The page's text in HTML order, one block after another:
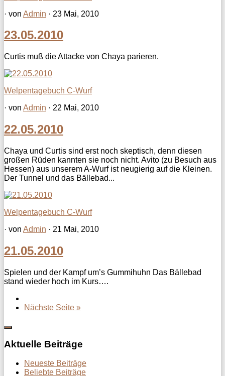
· von Admin · 23 Mai, 2010
23.05.2010
Curtis muß die Attacke von Chaya parieren.
Welpentagebuch C-Wurf
· von Admin · 22 Mai, 2010
22.05.2010
Chaya und Curtis sind erst noch skeptisch, denn diesen
großen Rüden kannten sie noch nicht. Avito (zu Besuch aus
Hessen) aus unserem A-Wurf ist neugierig auf die Kleinen.
Der Tunnel und das Bällebad...
Welpentagebuch C-Wurf
· von Admin · 21 Mai, 2010
21.05.2010
Spielen und der Kampf um’s Gummihuhn Das Bällebad
stand wieder hoch im Kurs….
Nächste Seite »
Aktuelle Beiträge
Neueste Beiträge
Beliebte Beiträge